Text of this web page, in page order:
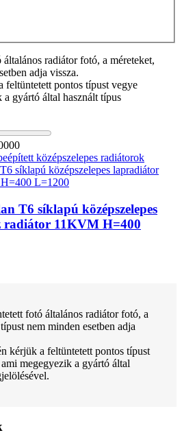
radiátor fotó, a méreteket,
adja vissza.
feltüntetett pontos típust vegye
gyártó által használt típus
középszelepes radiátorok
T6 síklapú középszelepes
radiátor 11KVM H=400
fotó általános radiátor fotó, a
nem minden esetben adja
kérjük a feltüntetett pontos típust
megegyezik a gyártó által